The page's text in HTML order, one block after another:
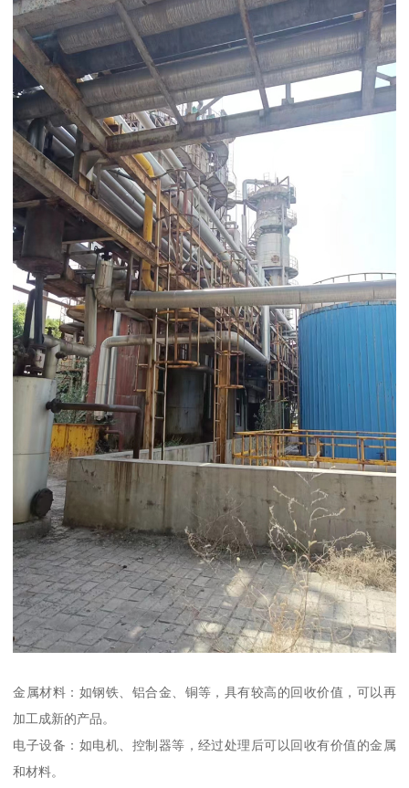
金属材料：如钢铁、铝合金、铜等，具有较高的回收价值，可以再
加工成新的产品。
电子设备：如电机、控制器等，经过处理后可以回收有价值的金属
和材料。